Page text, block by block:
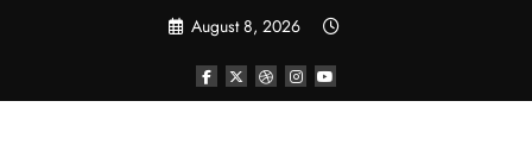
August 8, 2026